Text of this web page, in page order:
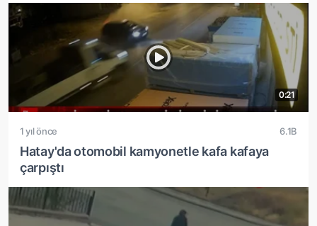
0:21
1 yıl önce 6.1B
Hatay'da otomobil kamyonetle kafa kafaya
çarpıştı